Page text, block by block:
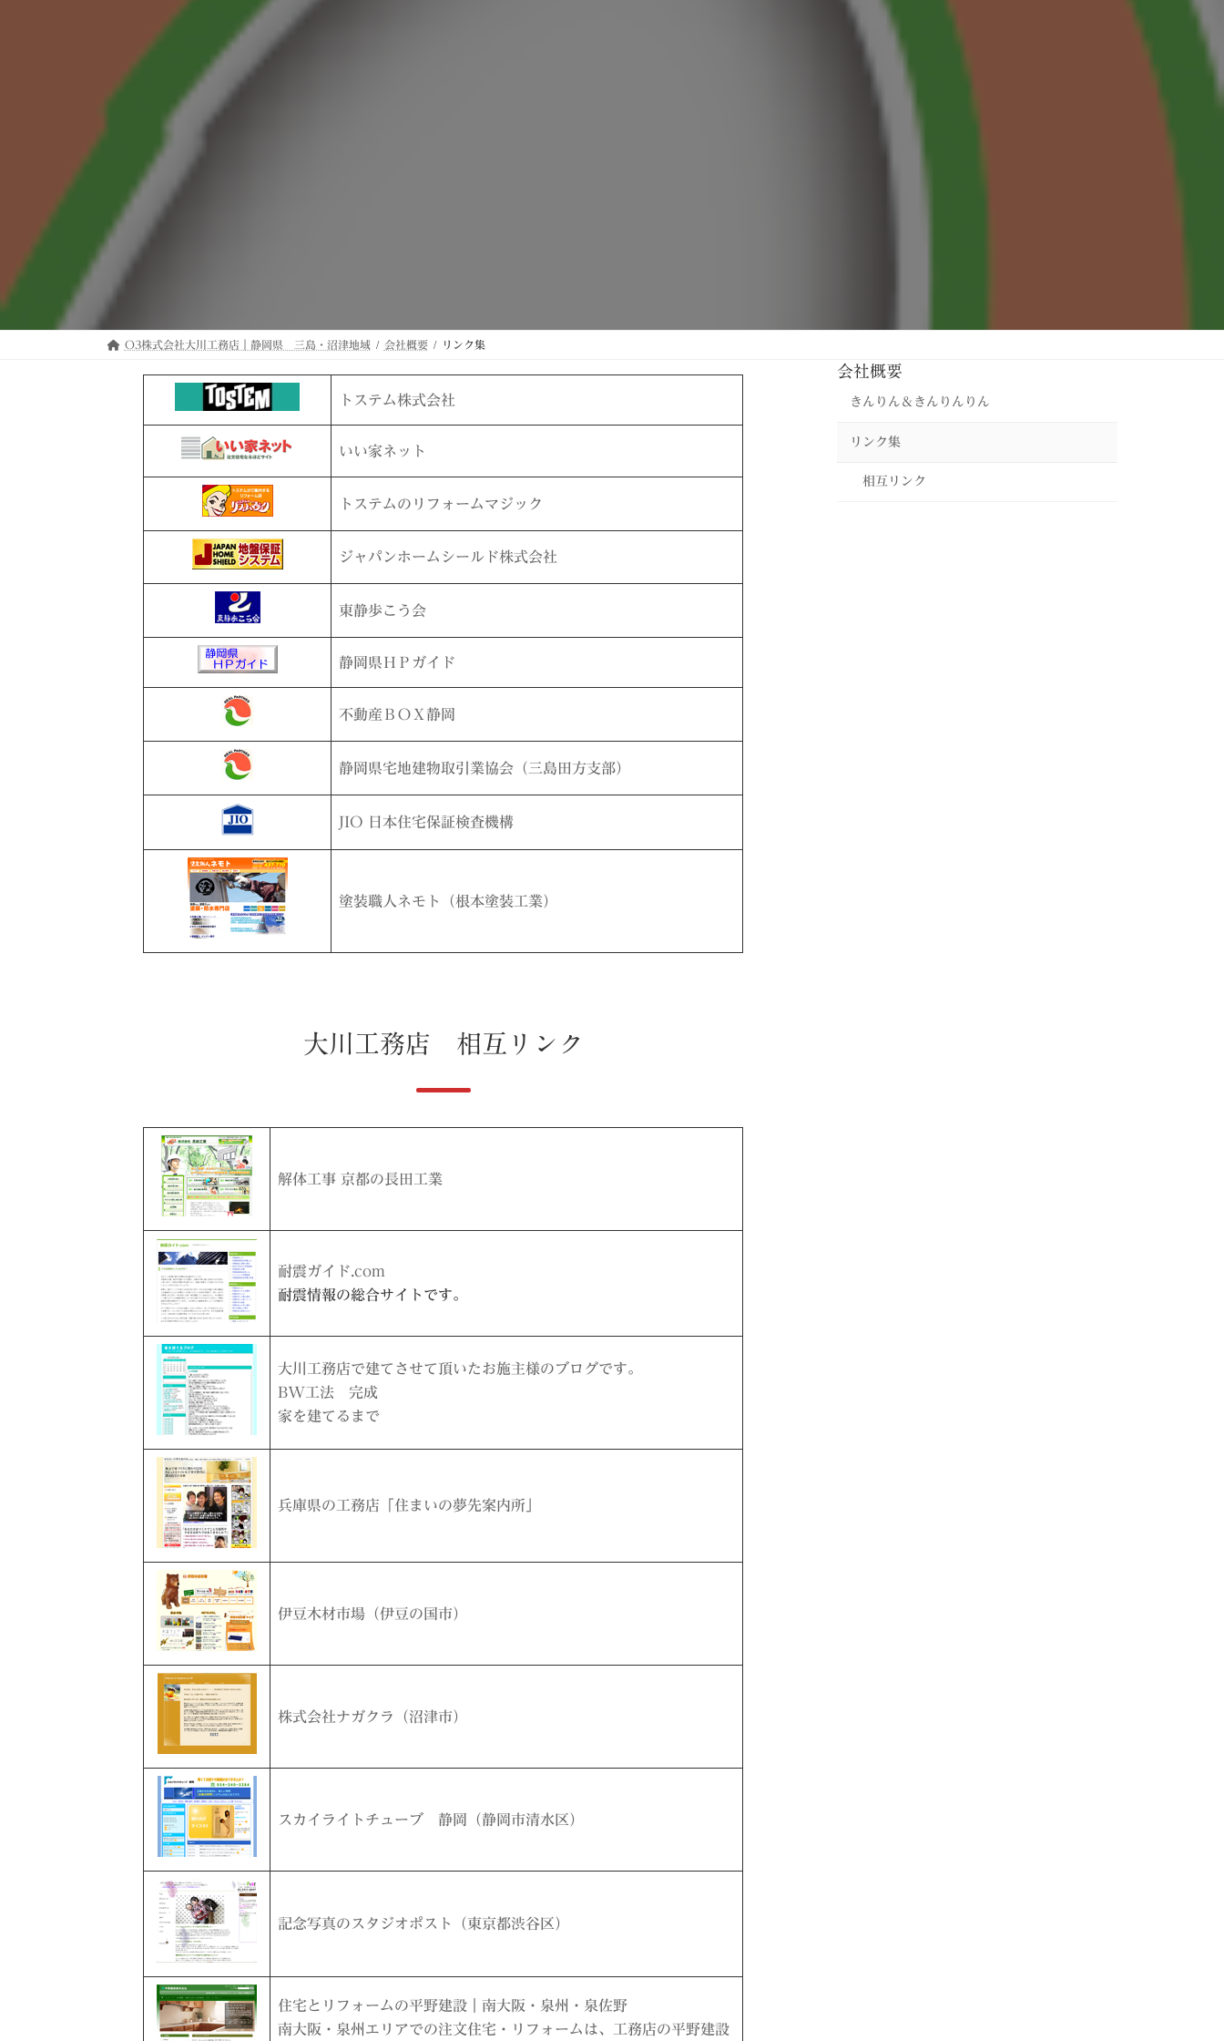
O3株式会社大川工務店｜静岡県 三島・沼津地域 会社概要 リンク集
トステム株式会社
いい家ネット
トステムのリフォームマジック
ジャパンホームシールド株式会社
東静歩こう会
静岡県ＨＰガイド
不動産ＢＯＸ静岡
静岡県宅地建物取引業協会（三島田方支部）
JIO 日本住宅保証検査機構
塗装職人ネモト（根本塗装工業）
大川工務店 相互リンク
解体工事 京都の長田工業
耐震ガイド.com
耐震情報の総合サイトです。
大川工務店で建てさせて頂いたお施主様のブログです。
BW工法 完成
家を建てるまで
兵庫県の工務店「住まいの夢先案内所」
伊豆木材市場（伊豆の国市）
株式会社ナガクラ（沼津市）
スカイライトチューブ 静岡（静岡市清水区）
記念写真のスタジオポスト（東京都渋谷区）
住宅とリフォームの平野建設｜南大阪・泉州・泉佐野
南大阪・泉州エリアでの注文住宅・リフォームは、工務店の平野建設
会社概要
きんりん＆きんりんりん
リンク集
相互リンク